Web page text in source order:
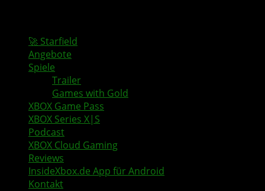
🚀 Starfield
Angebote
Spiele
Trailer
Games with Gold
XBOX Game Pass
XBOX Series X|S
Podcast
XBOX Cloud Gaming
Reviews
InsideXbox.de App für Android
Kontakt